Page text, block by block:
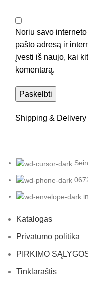
Noriu savo
pašto adresą ir
įvesti iš naujo, kai
komentarą.
Shipping & Delivery
Katalogas
Privatumo politika
PIRKIMO
Tinklaraštis